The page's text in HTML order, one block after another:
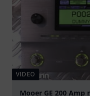
VIDEO
Mooer GE 200